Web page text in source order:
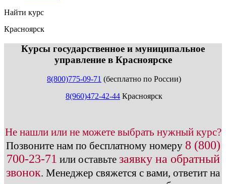
Найти курс
Красноярск
Курсы государственное и муниципальное
управление в Красноярске
8(800)775-09-71 (бесплатно по России)
8(960)472-42-44 Красноярск
Не нашли или не можете выбрать нужный курс?
Позвоните нам по бесплатному номеру 8 (800)
700-23-71 или оставьте заявку на обратный
звонок. Менеджер свяжется с вами, ответит на